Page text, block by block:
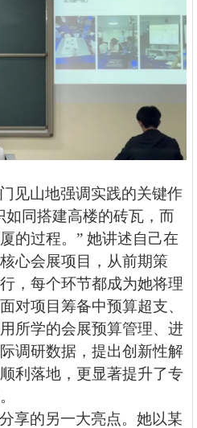
见山地强调实践的关键作
如同搭建高楼的砖瓦，而
的过程。” 她讲述自己在
心会展项目，从前期策
，每个环节都成为她将理
对项目筹备中预算超支、
所学的会展预算管理、进
调研数据，提出创新性解
利落地，更显著提升了专
享的另一大亮点。她以某